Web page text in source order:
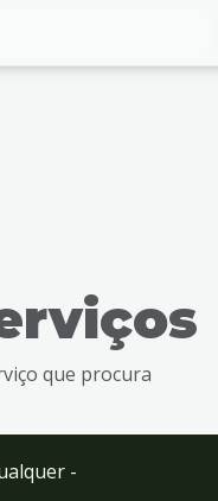
que procura
-